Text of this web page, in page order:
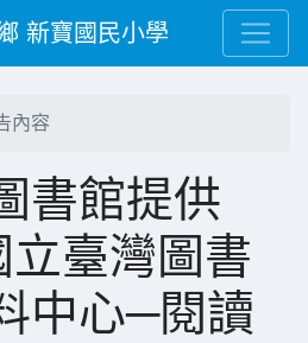
新寶國民小學
內容
書館提供
立臺灣圖書
中心─閱讀